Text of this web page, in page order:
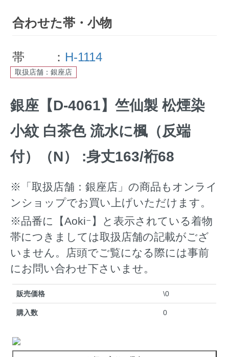
合わせた帯・小物
帯 ： H-1114
取扱店舗：銀座店
銀座【D-4061】竺仙製 松煙染
小紋 白茶色 流水に楓（反端
付）（N） :身丈163/裄68
※「取扱店舗：銀座店」の商品もオンライ
ンショップでお買い上げいただけます。
※品番に【Aokiｰ】と表示されている着物
帯につきましては取扱店舗の記載がござ
いません。店頭でご覧になる際には事前
にお問い合わせ下さいませ。
販売価格 \0
購入数 0